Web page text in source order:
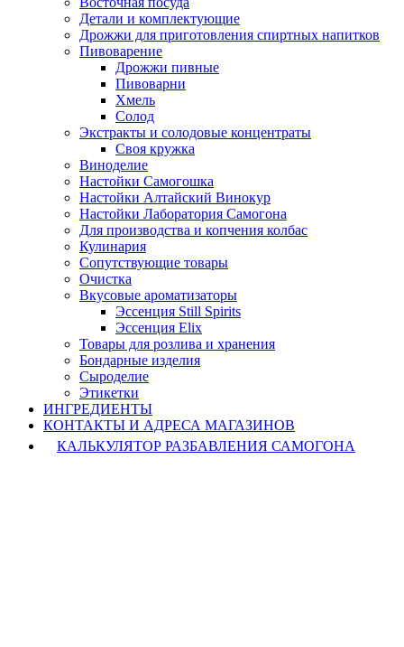
Детали и комплектующие
Дрожжи для приготовления спиртных напитков
Пивоварение
Дрожжи пивные
Пивоварни
Хмель
Солод
Экстракты и солодовые концентраты
Своя кружка
Виноделие
Настойки Самогошка
Настойки Алтайский Винокур
Настойки Лаборатория Самогона
Для производства и копчения колбас
Кулинария
Сопутствующие товары
Очистка
Вкусовые ароматизаторы
Эссенция Still Spirits
Эссенция Elix
Товары для розлива и хранения
Бондарные изделия
Cыроделие
Этикетки
ИНГРЕДИЕНТЫ
КОНТАКТЫ И АДРЕСА МАГАЗИНОВ
КАЛЬКУЛЯТОР РАЗБАВЛЕНИЯ САМОГОНА